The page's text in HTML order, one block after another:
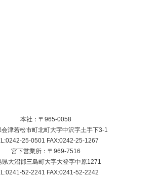
本社：〒965-0058
会津若松市町北町大字中沢字土手下3-1
25-0501 FAX:0242-25-1267
宮下営業所：〒969-7516
県大沼郡三島町大字大登字中原1271
52-2241 FAX:0241-52-2242